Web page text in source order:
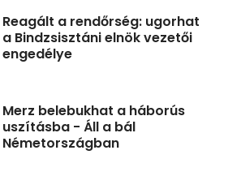
Reagált a rendőrség: ugorhat
a Bindzsisztáni elnök vezetői
engedélye
Merz belebukhat a háborús
uszításba - Áll a bál
Németországban